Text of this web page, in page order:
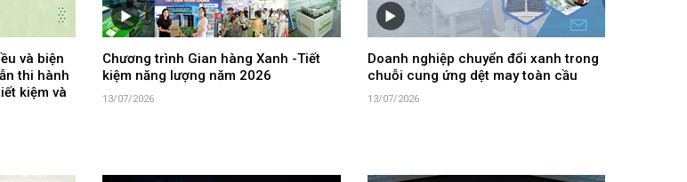
và biện
thi hành
kiệm và
Chương trình Gian hàng Xanh -Tiết
kiệm năng lượng năm 2026
13/07/2026
Doanh nghiệp chuyển đổi xanh trong
chuỗi cung ứng dệt may toàn cầu
13/07/2026